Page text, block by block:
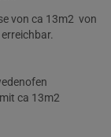
von ca 13m2 von
ca 13m2